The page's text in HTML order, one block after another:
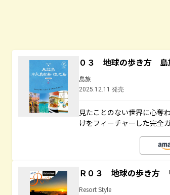
０３ 地球の歩き方
島旅
2025.12.11 発売
見たことのない世界に心奪
けをフィーチャーした完全ガ
Ｒ０３ 地球の歩き方
Resort Style